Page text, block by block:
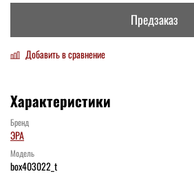
Предзаказ
Добавить в сравнение
Характеристики
Бренд
ЭРА
Модель
box403022_t